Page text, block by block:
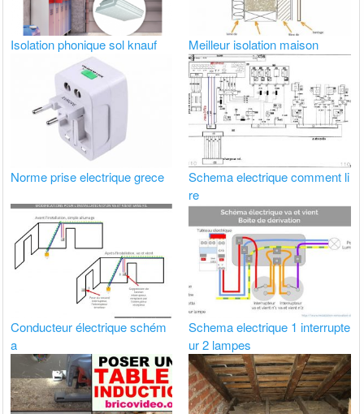
Isolation phonique sol knauf Meilleur isolation maison
Norme prise electrique grece
Schema electrique comment li
re
Conducteur électrique schém
a
Schema electrique 1 interrupte
ur 2 lampes